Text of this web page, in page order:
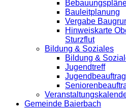
Bauleitplanung
Vergabe
Hinweiskarte
Sturzflut
Bildung & Soziales
Bildung &
Jugendtreff
Gemeinde Baierbach